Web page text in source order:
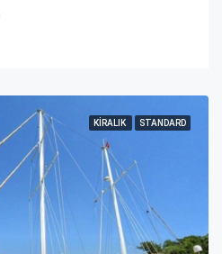
KIRALIK STANDARD